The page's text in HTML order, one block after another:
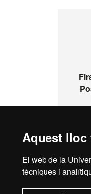
Aquest lloc
El web de la
tècniques i